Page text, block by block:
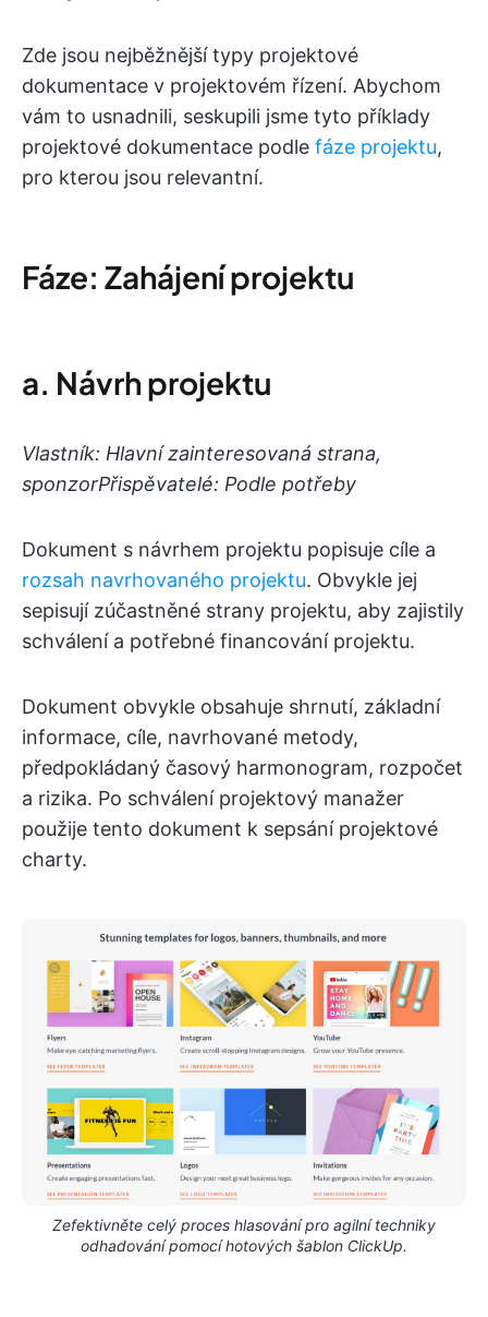
Zde jsou nejběžnější typy projektové
dokumentace v projektovém řízení. Abychom
vám to usnadnili, seskupili jsme tyto příklady
projektové dokumentace podle fáze projektu,
pro kterou jsou relevantní.
Fáze: Zahájení projektu
a. Návrh projektu
Vlastník: Hlavní zainteresovaná strana,
sponzorPřispěvatelé: Podle potřeby
Dokument s návrhem projektu popisuje cíle a
rozsah navrhovaného projektu. Obvykle jej
sepisují zúčastněné strany projektu, aby zajistily
schválení a potřebné financování projektu.
Dokument obvykle obsahuje shrnutí, základní
informace, cíle, navrhované metody,
předpokládaný časový harmonogram, rozpočet
a rizika. Po schválení projektový manažer
použije tento dokument k sepsání projektové
charty.
Zefektivněte celý proces hlasování pro agilní techniky
odhadování pomocí hotových šablon ClickUp.